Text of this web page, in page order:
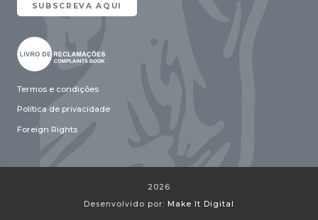
SUBSCREVA AQUI
Termos e condições
Política de privacidade
Foreign Rights
2026
Desenvolvido por: Make It Digital